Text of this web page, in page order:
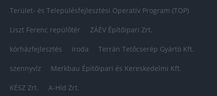
Terület- és Településfejlesztési Operatív Program (TOP)
Liszt Ferenc repülőtér ZÁÉV Építőipari Zrt.
kórházfejlesztés iroda Terrán Tetőcserép Gyártó Kft.
szennyvíz Merkbau Építőipari és Kereskedelmi Kft.
KÉSZ Zrt. A-Híd Zrt.